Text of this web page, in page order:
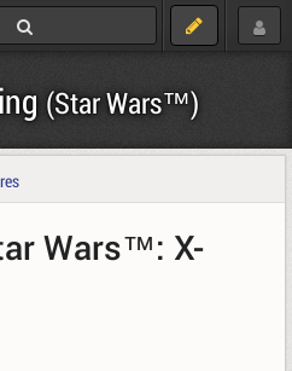
(Star Wars™)
Wars™: X-